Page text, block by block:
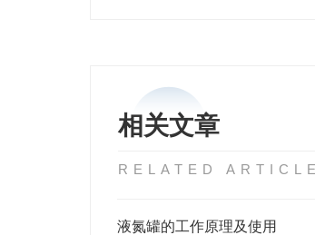
相关文章
RELATED
液氮罐的工作原理及使用